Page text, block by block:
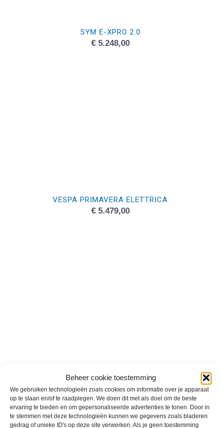
Beheer cookie toestemming
We gebruiken technologieën zoals cookies om informatie over je apparaat
op te slaan en/of te raadplegen. We doen dit met als doel om de beste
ervaring te bieden en om gepersonaliseerde advertenties te tonen. Door in
te stemmen met deze technologieën kunnen we gegevens zoals bladeren
gedrag of unieke ID's op deze site verwerken. Als je geen toestemming
SYM E-XPRO 2.0
€5.248,00
VESPA PRIMAVERA ELETTRICA
€5.479,00
€5.579,00